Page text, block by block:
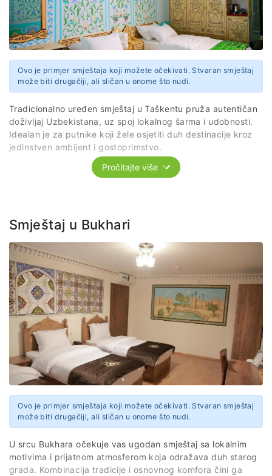
Ovo je primjer smještaja koji možete očekivati. Stvaran smještaj
može biti drugačiji, ali sličan u onome što nudi.
Tradicionalno uređen smještaj u Taškentu pruža autentičan
doživljaj Uzbekistana, uz spoj lokalnog šarma i udobnosti.
Idealan je za putnike koji žele osjetiti duh destinacije kroz
jedinstven ambijent i gostoprimstvo.
Pročitajte više
Smještaj u Bukhari
Ovo je primjer smještaja koji možete očekivati. Stvaran smještaj
može biti drugačiji, ali sličan u onome što nudi.
U srcu Bukhara očekuje vas ugodan smještaj sa lokalnim
motivima i prijatnom atmosferom koja odražava duh starog
grada. Kombinacija tradicije i osnovnog komfora čini ga